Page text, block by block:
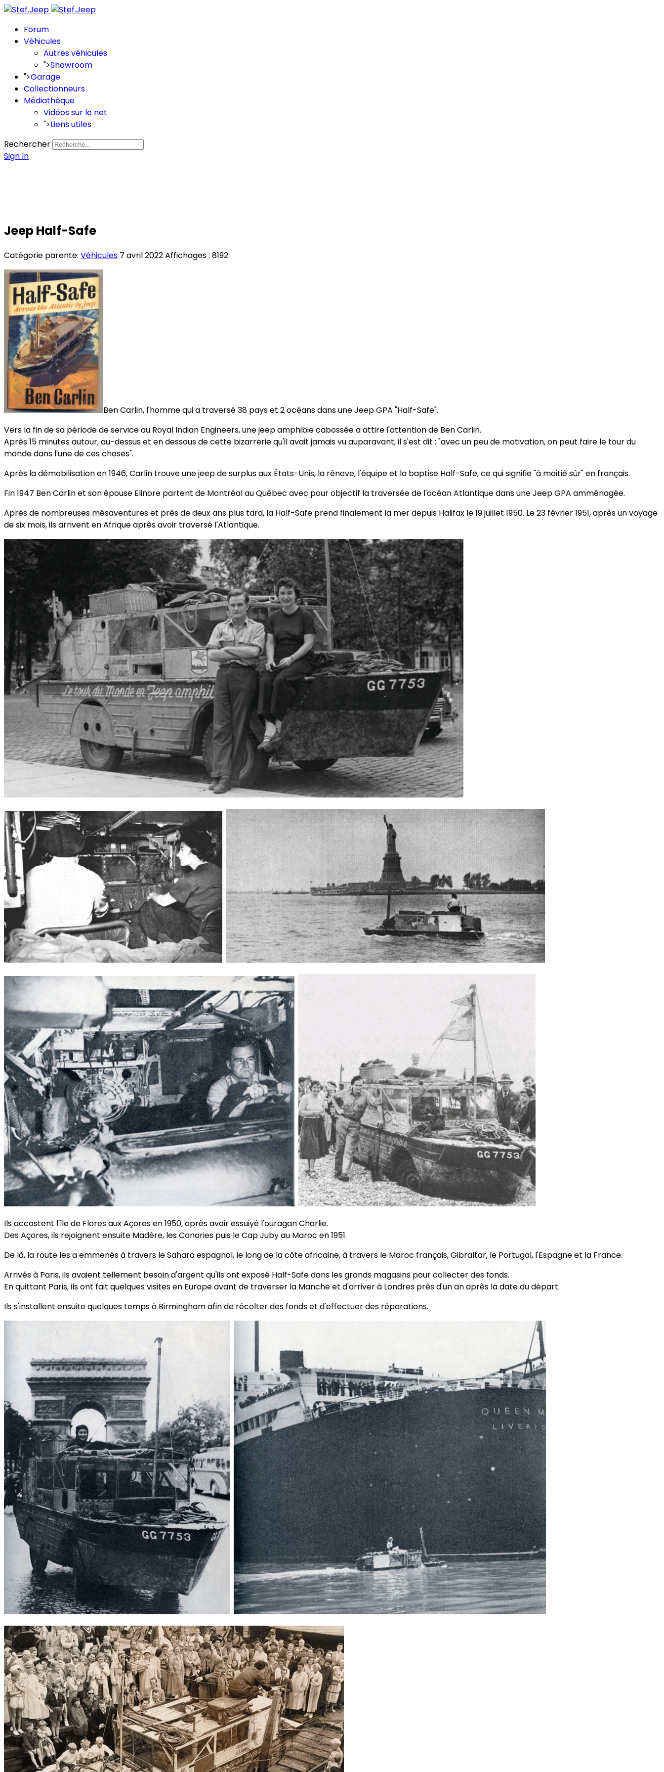
Forum
Véhicules
Autres véhicules
">Showroom
">Garage
Collectionneurs
Médiathèque
Vidéos sur le net
">Liens utiles
Rechercher
Sign In
Jeep Half-Safe
Catégorie parente: Véhicules 7 avril 2022Affichages : 8192
Ben Carlin, l'homme qui a traversé 38 pays et 2 océans dans une Jeep GPA "Half-Safe".
Vers la fin de sa période de service au Royal Indian Engineers, une jeep amphibie cabossée a attire l'attention de Ben Carlin.
Après 15 minutes autour, au-dessus et en dessous de cette bizarrerie qu'il avait jamais vu auparavant, il s'est dit : "avec un peu de motivation, on peut faire le tour du
monde dans l'une de ces choses".
Après la démobilisation en 1946, Carlin trouve une jeep de surplus aux États-Unis, la rénove, l'équipe et la baptise Half-Safe, ce qui signifie "à moitié sûr" en français.
Fin 1947 Ben Carlin et son épouse Elinore partent de Montréal au Québec avec pour objectif la traversée de l'océan Atlantique dans une Jeep GPA amménagée.
Après de nombreuses mésaventures et près de deux ans plus tard, la Half-Safe prend finalement la mer depuis Halifax le 19 juillet 1950. Le 23 février 1951, après un voyage
de six mois, ils arrivent en Afrique après avoir traversé l'Atlantique.
Ils accostent l'île de Flores aux Açores en 1950, après avoir essuiyé l'ouragan Charlie.
Des Açores, ils rejoignent ensuite Madère, les Canaries puis le Cap Juby au Maroc en 1951.
De là, la route les a emmenés à travers le Sahara espagnol, le long de la côte africaine, à travers le Maroc français, Gibraltar, le Portugal, l'Espagne et la France.
Arrivés à Paris, ils avaient tellement besoin d'argent qu'ils ont exposé Half-Safe dans les grands magasins pour collecter des fonds.
En quittant Paris, ils ont fait quelques visites en Europe avant de traverser la Manche et d'arriver à Londres près d'un an après la date du départ.
Ils s'installent ensuite quelques temps à Birmingham afin de récolter des fonds et d'effectuer des réparations.